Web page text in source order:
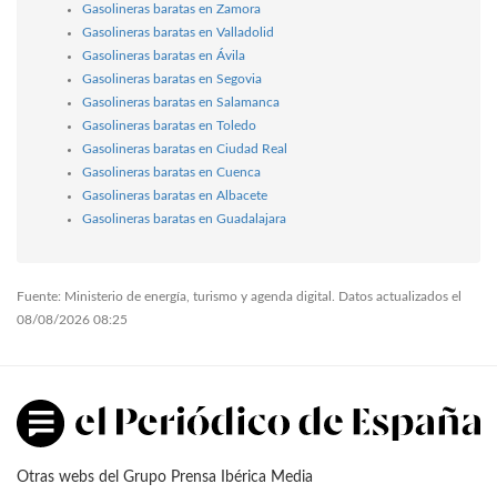
Gasolineras baratas en Zamora
Gasolineras baratas en Valladolid
Gasolineras baratas en Ávila
Gasolineras baratas en Segovia
Gasolineras baratas en Salamanca
Gasolineras baratas en Toledo
Gasolineras baratas en Ciudad Real
Gasolineras baratas en Cuenca
Gasolineras baratas en Albacete
Gasolineras baratas en Guadalajara
Fuente: Ministerio de energía, turismo y agenda digital. Datos actualizados el
08/08/2026 08:25
Otras webs del Grupo Prensa Ibérica Media